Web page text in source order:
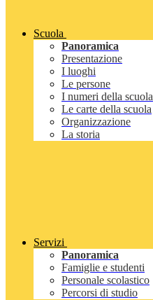
Scuola
Panoramica
Presentazione
I luoghi
Le persone
I numeri della scuola
Le carte della scuola
Organizzazione
La storia
Servizi
Panoramica
Famiglie e studenti
Personale scolastico
Percorsi di studio